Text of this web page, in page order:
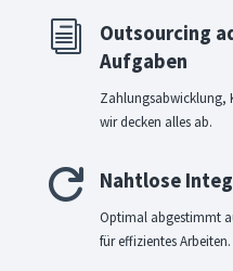
i
Outsourcing
Aufgaben
Zahlungsabwicklung,
wir decken alles ab.
 Nahtlose
Optimal abgestimmt
für effizientes Arbeiten.